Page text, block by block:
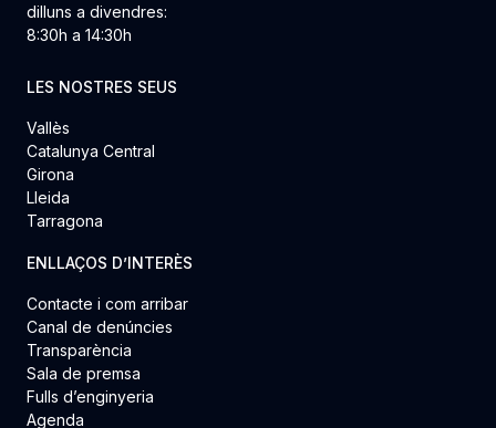
dilluns a divendres:
8:30h a 14:30h
LES NOSTRES SEUS
Vallès
Catalunya Central
Girona
Lleida
Tarragona
ENLLAÇOS D’INTERÈS
Contacte i com arribar
Canal de denúncies
Transparència
Sala de premsa
Fulls d’enginyeria
Agenda